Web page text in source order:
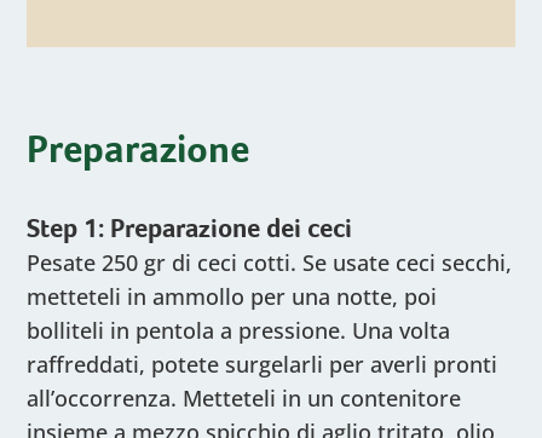
Preparazione
Step 1: Preparazione dei ceci
Pesate 250 gr di ceci cotti. Se usate ceci secchi,
metteteli in ammollo per una notte, poi
bolliteli in pentola a pressione. Una volta
raffreddati, potete surgelarli per averli pronti
all’occorrenza. Metteteli in un contenitore
insieme a mezzo spicchio di aglio tritato, olio